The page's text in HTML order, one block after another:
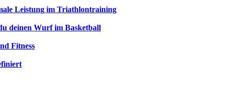
Leistung im Triathlontraining
deinen Wurf im Basketball
Fitness